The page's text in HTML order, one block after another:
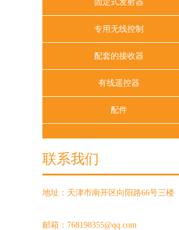
固定式发射器
专用无线控制
配套的接收器
有线遥控器
配件
联系我们
地址：天津市南开区向阳路66号三楼
邮箱：768198355@qq.com